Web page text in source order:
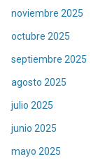
noviembre 2025
octubre 2025
septiembre 2025
agosto 2025
julio 2025
junio 2025
mayo 2025